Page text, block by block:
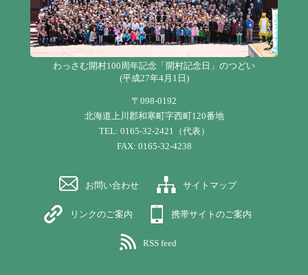
わっさむ開村100周年記念「開村記念日」のつどい
(平成27年4月1日)
〒098-0192
北海道上川郡和寒町字西町120番地
TEL: 0165-32-2421（代表）
FAX: 0165-32-4238
お問い合わせ サイトマップ
リンクのご案内 携帯サイトのご案内
RSS feed